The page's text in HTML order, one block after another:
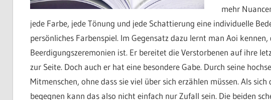
mehr
jede Farbe, jede Tönung und jede Schattierung eine individuelle
persönliches Farbenspiel. Im Gegensatz dazu lernt man Aoi
Beerdigungszeremonien ist. Er bereitet die Verstorbenen auf ihre
zur Seite. Doch auch er hat eine besondere Gabe. Durch seine
Mitmenschen, ohne dass sie viel über sich erzählen müssen. Als
begegnen kann das also nicht einfach nur Zufall sein. Die beiden